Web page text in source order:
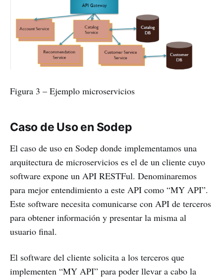
Figura 3 – Ejemplo microservicios
Caso de Uso en Sodep
El caso de uso en Sodep donde implementamos una
arquitectura de microservicios es el de un cliente cuyo
software expone un API RESTFul. Denominaremos
para mejor entendimiento a este API como “MY API”.
Este software necesita comunicarse con API de terceros
para obtener información y presentar la misma al
usuario final.
El software del cliente solicita a los terceros que
implementen “MY API” para poder llevar a cabo la